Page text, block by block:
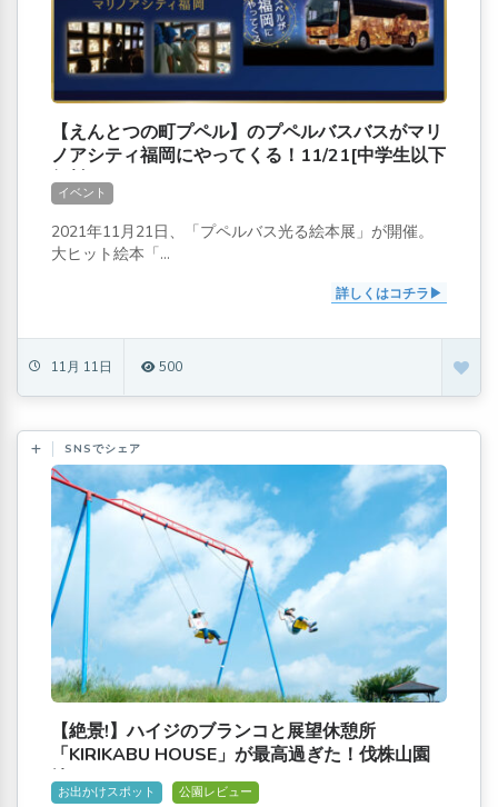
【えんとつの町プペル】のプペルバスバスがマリ
ノアシティ福岡にやってくる！11/21[中学生以下
無料]
イベント
2021年11月21日、「プペルバス光る絵本展」が開催。
大ヒット絵本「...
詳しくはコチラ
11月 11日 500
SNSでシェア
【絶景!】ハイジのブランコと展望休憩所
「KIRIKABU HOUSE」が最高過ぎた！伐株山園
地[きりかぶさんえんち]
お出かけスポット 公園レビュー